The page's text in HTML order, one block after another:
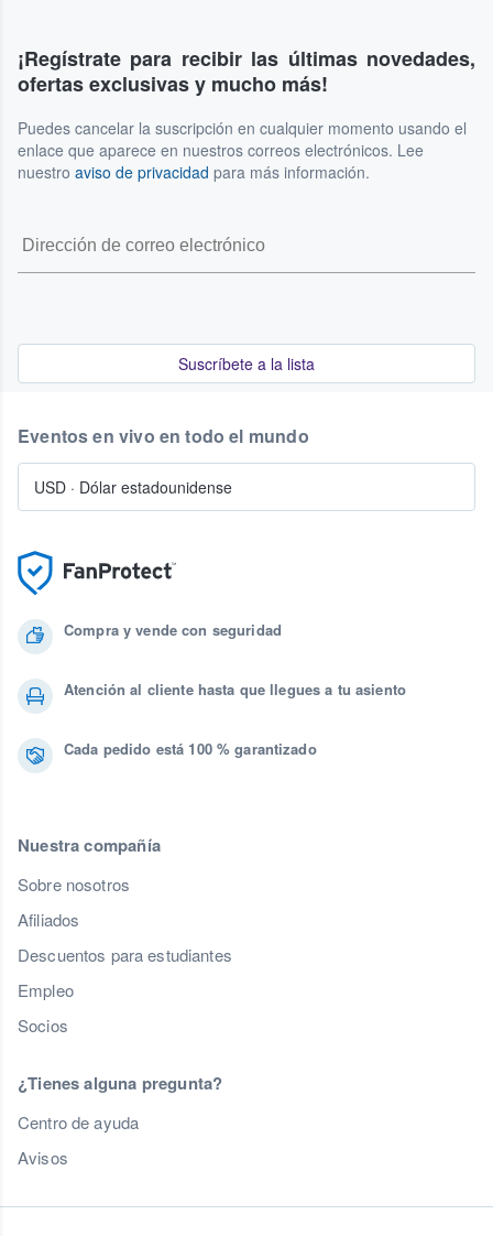
¡Regístrate para recibir las últimas novedades,
ofertas exclusivas y mucho más!
Puedes cancelar la suscripción en cualquier momento usando el
enlace que aparece en nuestros correos electrónicos. Lee
nuestro aviso de privacidad para más información.
Suscríbete a la lista
Compra y vende con seguridad
Atención al cliente hasta que llegues a tu asiento
Cada pedido está 100 % garantizado
Nuestra compañía
Sobre nosotros
Afiliados
Descuentos para estudiantes
Empleo
Socios
¿Tienes alguna pregunta?
Centro de ayuda
Avisos
Eventos en vivo en todo el mundo
USD · Dólar estadounidense